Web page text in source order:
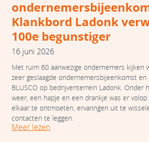
Klankbord Ladonk
100e begunstiger
16 juni 2026
Met ruim 60 aanwezige ondernemers kijken
zeer geslaagde ondernemersbijeenkomst en
BLUSCO op bedrijventerrein Ladonk. Onder
weer, een hapje en een drankje was er
elkaar te ontmoeten, ervaringen uit te
contacten te leggen.
Meer lezen